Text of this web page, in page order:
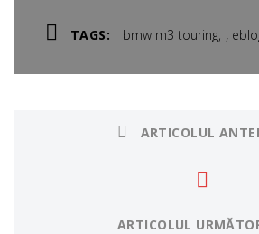
TAGS: bmw m3 touring ,
ARTICOLUL
ARTICOLUL